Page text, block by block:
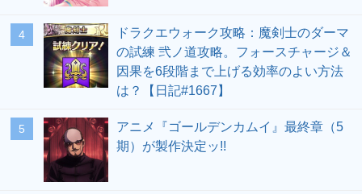
ドラクエウォーク攻略：魔剣士のダーマ
の試練 弐ノ道攻略。フォースチャージ＆
因果を6段階まで上げる効率のよい方法
は？【日記#1667】
アニメ『ゴールデンカムイ』最終章（5
期）が製作決定ッ!!